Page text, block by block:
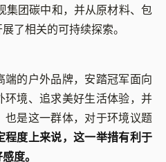
团碳中和，并从原材料、包
了相关的可持续探索。
端的户外品牌，安踏冠军面向
环境、追求美好生活体验，并
也是这一群体，对于环境议题
程度上来说，这一举措有利于
度。